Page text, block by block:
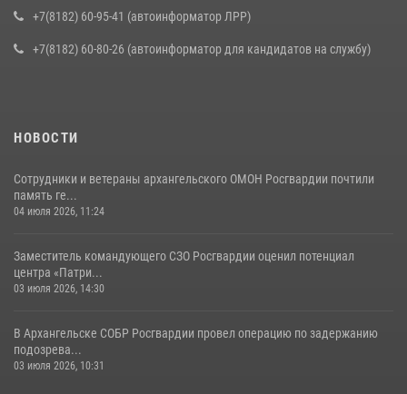
+7(8182) 60-95-41 (автоинформатор ЛРР)
+7(8182) 60-80-26 (автоинформатор для кандидатов на службу)
НОВОСТИ
Сотрудники и ветераны архангельского ОМОН Росгвардии почтили
память ге...
04 июля 2026, 11:24
Заместитель командующего СЗО Росгвардии оценил потенциал
центра «Патри...
03 июля 2026, 14:30
В Архангельске СОБР Росгвардии провел операцию по задержанию
подозрева...
03 июля 2026, 10:31